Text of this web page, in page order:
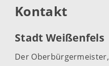
Kontakt
Stadt Weißenfels
Der